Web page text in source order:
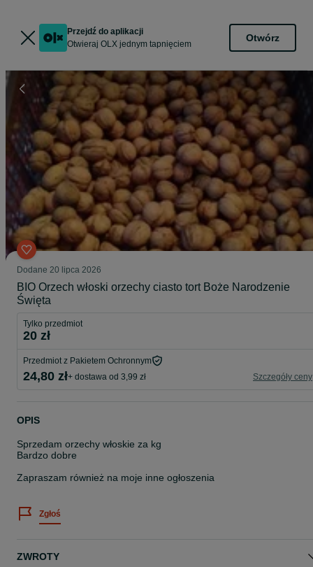
Przejdź do aplikacji
Otwieraj OLX jednym tapnięciem
Otwórz
Dodane 20 lipca 2026
BIO Orzech włoski orzechy ciasto tort Boże Narodzenie
Święta
Tylko przedmiot
20 zł
Przedmiot z Pakietem Ochronnym
24,80 zł+ dostawa od 3,99 zł Szczegóły ceny
OPIS
Sprzedam orzechy włoskie za kg
Bardzo dobre
Zapraszam również na moje inne ogłoszenia
Zgłoś
ZWROTY